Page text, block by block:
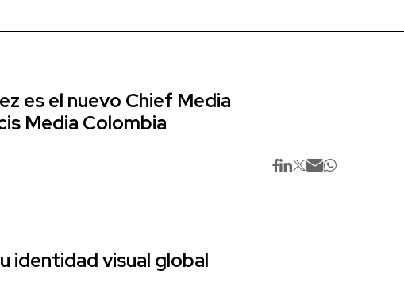
es el nuevo Chief Media
Media Colombia
identidad visual global